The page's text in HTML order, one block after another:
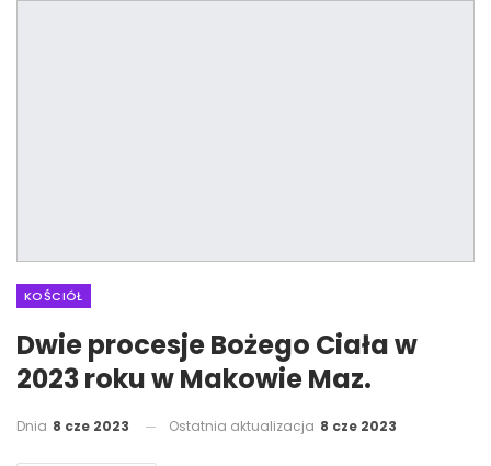
KOŚCIÓŁ
Dwie procesje Bożego Ciała w
2023 roku w Makowie Maz.
Dnia 8 cze 2023 Ostatnia aktualizacja 8 cze 2023